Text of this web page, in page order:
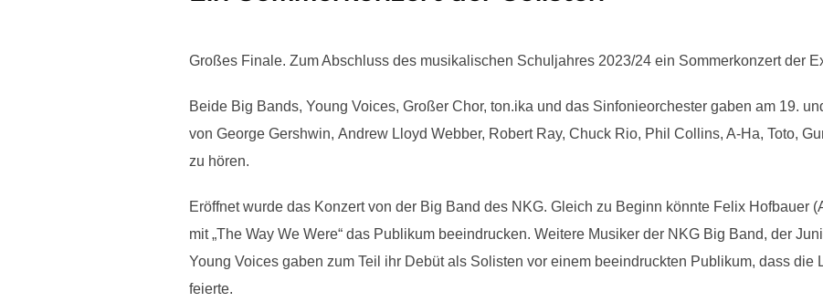
Großes Finale. Zum Abschluss des musikalischen Schuljahres 2023/24 ein Sommerkonzert der
Beide Big Bands, Young Voices, Großer Chor, ton.ika und das Sinfonieorchester gaben am 19.
von George Gershwin, Andrew Lloyd Webber, Robert Ray, Chuck Rio, Phil Collins, A-Ha, Toto,
zu hören.
Eröffnet wurde das Konzert von der Big Band des NKG. Gleich zu Beginn könnte Felix Hofbauer
mit „The Way We Were“ das Publikum beeindrucken. Weitere Musiker der NKG Big Band, der
Young Voices gaben zum Teil ihr Debüt als Solisten vor einem beeindruckten Publikum, dass die
feierte.